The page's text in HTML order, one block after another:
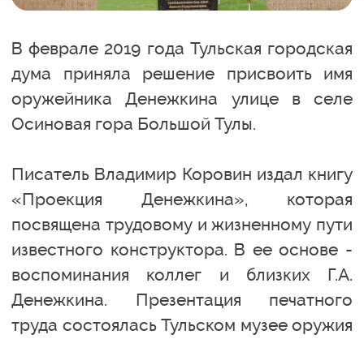
В феврале 2019 года Тульская городская
дума приняла решение присвоить имя
оружейника Денежкина улице в селе
Осиновая гора Большой Тулы.
Писатель Владимир Коровин издал книгу
«Проекция Денежкина», которая
посвящена трудовому и жизненному пути
известного конструктора. В ее основе -
воспоминания коллег и близких Г.А.
Денежкина. Презентация печатного
труда состоялась Тульском музее оружия